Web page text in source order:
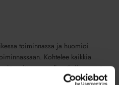
toiminnassa ja huomioi
Kohtelee kaikkia
jäseniä tasapuolisesti riippumatta
ovatko osakkaat sijoittajia vai